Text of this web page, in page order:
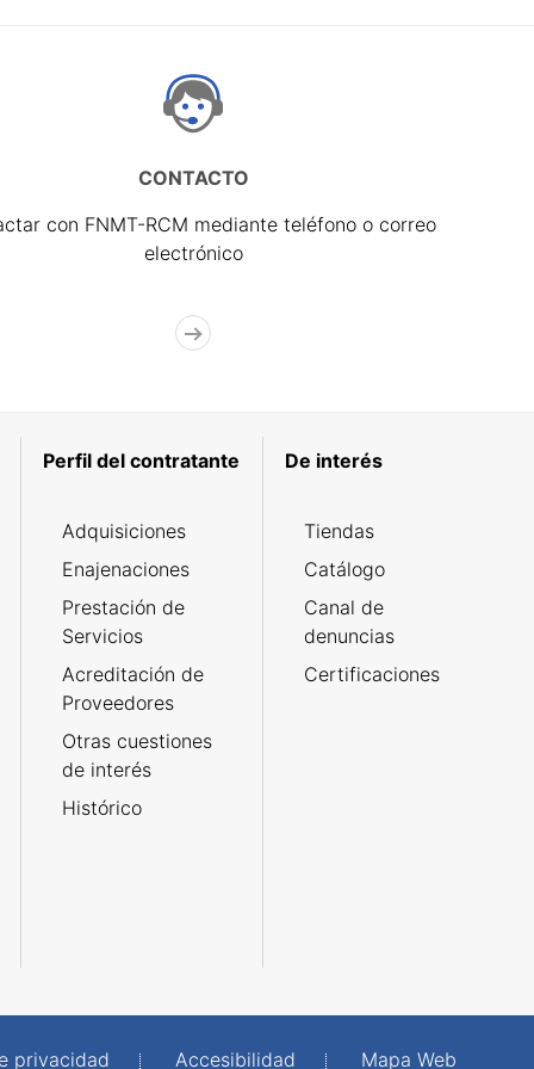
CONTACTO
con FNMT-RCM mediante teléfono o correo
electrónico
Perfil del contratante
Adquisiciones
Enajenaciones
Prestación de
Servicios
Acreditación de
Proveedores
Otras cuestiones
de interés
Histórico
De interés
Tiendas
Catálogo
Canal de
denuncias
Certificaciones
privacidad Accesibilidad Mapa Web